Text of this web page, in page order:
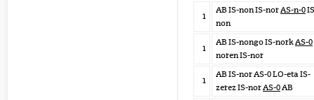
1
AB IS-non IS-norAS-n-0
non
1
AB IS-nongo IS-norkAS-0
noren IS-nor
1
AB IS-nor AS-0 LO-eta IS-
zerez IS-norAS-0AB